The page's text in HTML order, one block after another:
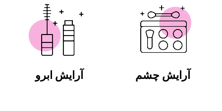
آرایش چشم آرایش ابرو